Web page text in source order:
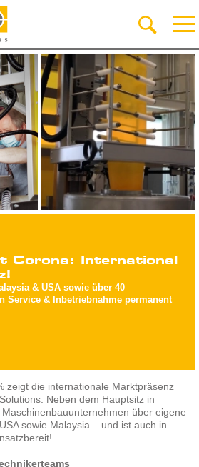
Corona: International
& USA sowie über 40
Service & Inbetriebnahme permanent
zeigt die internationale Marktpräsenz
Neben dem Hauptsitz in
über eigene
sowie Malaysia – und ist auch in